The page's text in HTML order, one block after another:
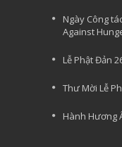
Ngày Công
Against
Lễ Phật Đản
Thư Mời Lễ
Hành Hương